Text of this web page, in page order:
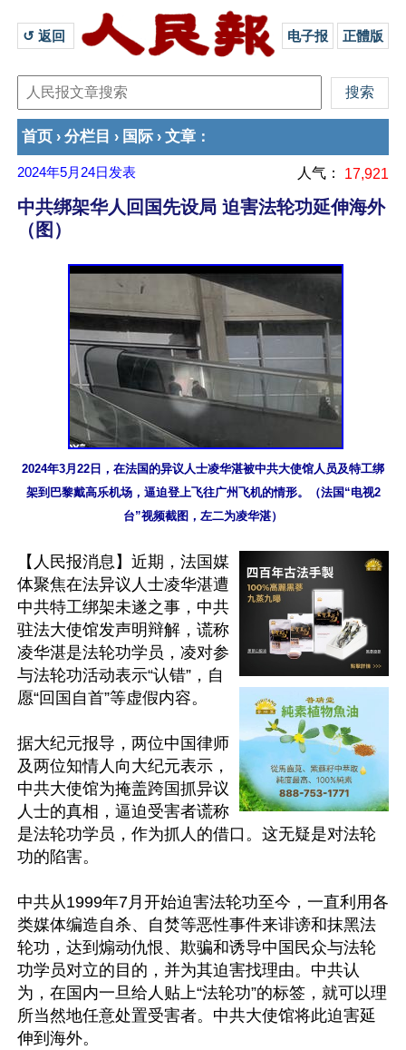
↺ 返回 电子报 正體版
首页 › 分栏目 › 国际 › 文章 ：
2024年5月24日 发表 人气： 17,921
中共绑架华人回国先设局 迫害法轮功延伸海外
（图）
2024年3月22日，在法国的异议人士凌华湛被中共大使馆人员及特工绑
架到巴黎戴高乐机场，逼迫登上飞往广州飞机的情形。（法国“电视2
台”视频截图，左二为凌华湛）
【人民报消息】近期，法国媒
体聚焦在法异议人士凌华湛遭
中共特工绑架未遂之事，中共
驻法大使馆发声明辩解，谎称
凌华湛是法轮功学员，凌对参
与法轮功活动表示“认错”，自
愿“回国自首”等虚假内容。
据大纪元报导，两位中国律师
及两位知情人向大纪元表示，
中共大使馆为掩盖跨国抓异议
人士的真相，逼迫受害者谎称
是法轮功学员，作为抓人的借口。这无疑是对法轮
功的陷害。
中共从1999年7月开始迫害法轮功至今，一直利用各
类媒体编造自杀、自焚等恶性事件来诽谤和抹黑法
轮功，达到煽动仇恨、欺骗和诱导中国民众与法轮
功学员对立的目的，并为其迫害找理由。中共认
为，在国内一旦给人贴上“法轮功”的标签，就可以理
所当然地任意处置受害者。中共大使馆将此迫害延
伸到海外。